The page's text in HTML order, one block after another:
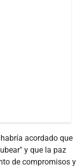
acordado que
y que la paz
de compromisos y